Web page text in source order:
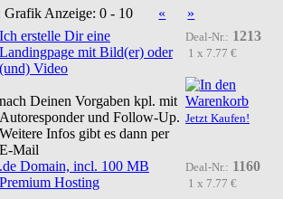
Grafik Anzeige: 0 - 10 « »
Deal-Nr.: 1213
1 x 7.77 €
Jetzt Kaufen!
Ich erstelle Dir eine
Landingpage mit Bild(er) oder
(und) Video
nach Deinen Vorgaben kpl. mit
Autoresponder und Follow-Up.
Weitere Infos gibt es dann per
E-Mail
Deal-Nr.: 1160
1 x 7.77 €
.de Domain, incl. 100 MB
Premium Hosting